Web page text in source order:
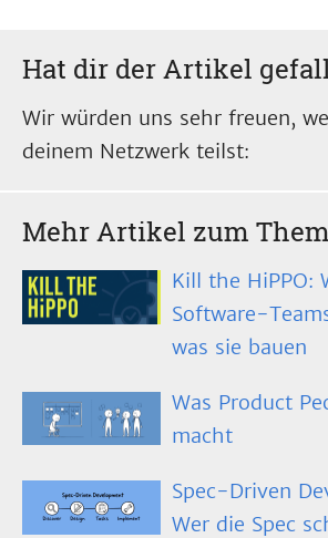
Hat dir der Artikel
Wir würden uns sehr freuen,
deinem Netzwerk teilst:
Mehr Artikel zum
Kill the HiPPO:
Software-
was sie bauen
Was Product
macht
Spec-Driven
Wer die Spec